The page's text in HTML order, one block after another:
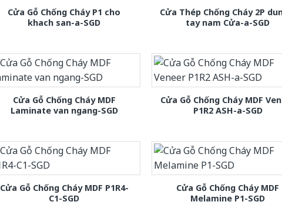
Cửa Gỗ Chống Cháy P1 cho
khach san-a-SGD
Cửa Thép Chống Cháy 2P
tay nam Cửa-a-SGD
Cửa Gỗ Chống Cháy MDF
Laminate van ngang-SGD
Cửa Gỗ Chống Cháy MDF
P1R2 ASH-a-SGD
Cửa Gỗ Chống Cháy MDF P1R4-
C1-SGD
Cửa Gỗ Chống Cháy MDF
Melamine P1-SGD